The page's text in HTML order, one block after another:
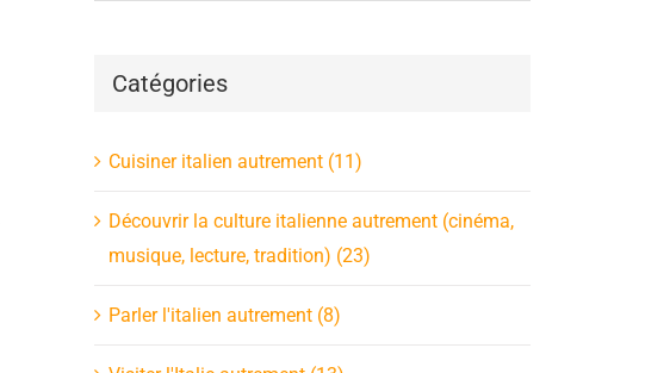
Catégories
Cuisiner italien autrement (11)
Découvrir la culture italienne autrement (cinéma,
musique, lecture, tradition) (23)
Parler l'italien autrement (8)